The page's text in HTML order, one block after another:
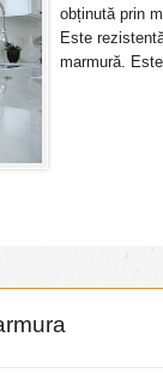
obținută prin
Este
marmură.